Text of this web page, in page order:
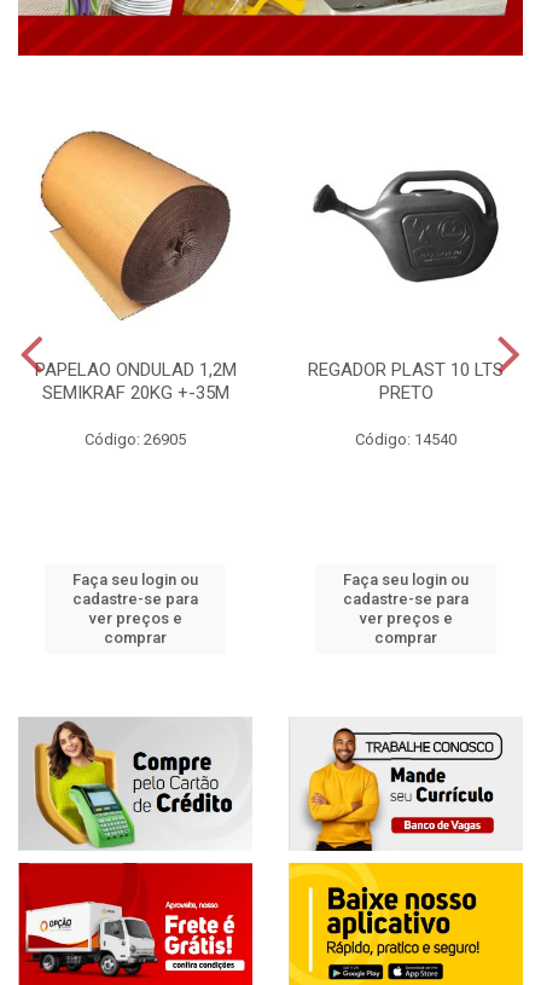
PAPELAO ONDULAD 1,2M
SEMIKRAF 20KG +-35M
Código: 26905
Faça seu login ou
cadastre-se para
ver preços e
comprar
REGADOR PLAST 10 LTS
PRETO
Código: 14540
Faça seu login ou
cadastre-se para
ver preços e
comprar